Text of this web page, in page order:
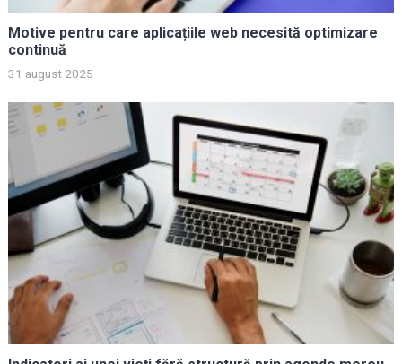
Motive pentru care aplicațiile web necesită optimizare
continuă
31 august 2025